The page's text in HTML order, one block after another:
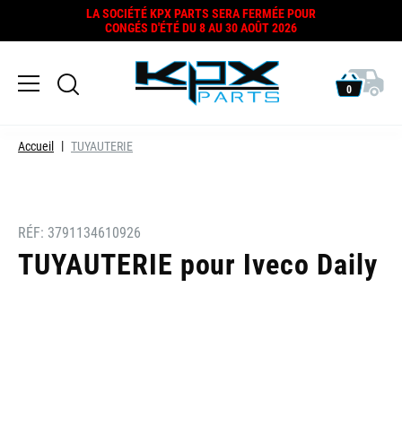
LA SOCIÉTÉ KPX PARTS SERA FERMÉE POUR
CONGÉS D'ÉTÉ DU 8 AU 30 AOÛT 2026
0
Accueil TUYAUTERIE
RÉF: 3791134610926
TUYAUTERIE pour Iveco Daily